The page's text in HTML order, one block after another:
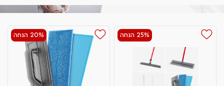
25% הנחה 20% הנחה